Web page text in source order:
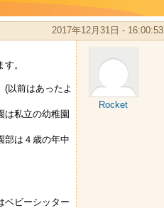
2017年12月31日 - 16:00:53
。
以前はあったよ
は私立の幼稚園
部は４歳の年中
ベビーシッター
Rocket